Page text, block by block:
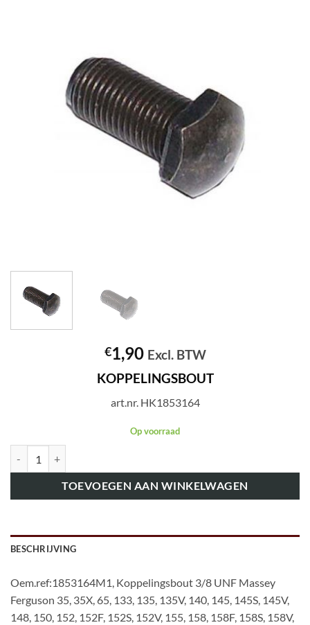
€1,90 Excl. BTW
KOPPELINGSBOUT
art.nr. HK1853164
Op voorraad
TOEVOEGEN AAN WINKELWAGEN
BESCHRIJVING
Oem.ref:1853164M1, Koppelingsbout 3/8 UNF Massey
Ferguson 35, 35X, 65, 133, 135, 135V, 140, 145, 145S, 145V,
148, 150, 152, 152F, 152S, 152V, 155, 158, 158F, 158S, 158V,